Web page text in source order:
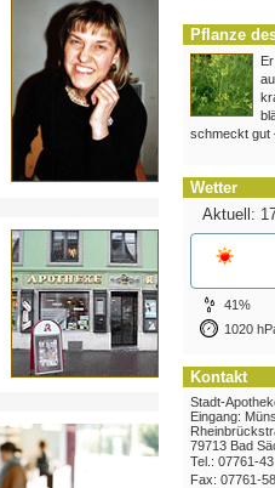
Pflanze
schmeckt gut
Wetter
Aktuell:
41%
1020
Kontakt
Stadt-
Eingang:
79713 Bad
Tel.: 07761-
Fax: 07761-